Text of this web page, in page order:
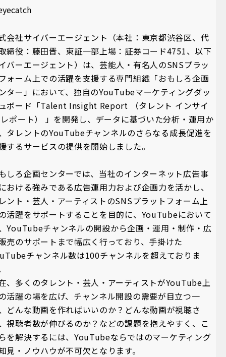
会社サイバーエージェント（本社：東京都渋谷区、代
締役：藤田晋、東証一部上場：証券コード4751、以下
バーエージェント）は、芸能人・有名人のSNSプラッ
ォーム上での活躍を支援する専門組織「おもしろ企画
ター」において、独自のYouTubeマーケティングダッ
ボード「Talent Insight Report （タレント インサイ
ポート） 」を開発し、データに基づいた分析・運用か
タレントのYouTubeチャンネルのさらなる成長促進を
するサービスの提供を開始しました。
しろ企画センターでは、当社のインターネット広告事
おける強みである広告運用力および企画力を活かし、
ント・芸人・アーティストのSNSプラットフォーム上
活躍をサポートすることを目的に、YouTubeにおいて
YouTubeチャンネルの開設から企画・運用・制作・広
売のサポートまで幅広く行っており、手掛けた
チャンネル数は100チャンネルを超えておりま
、多くのタレント・芸人・アーティストがYouTube上
活躍の場を広げ、チャンネル開設の需要が目立つ一
どんな動画を作ればいいのか？どんな動画が視聴さ
視聴者数が伸びるのか？などの課題を抱えやすく、こ
を解決するには、YouTubeならではのマーケティング
見・ノウハウが不可欠となります。